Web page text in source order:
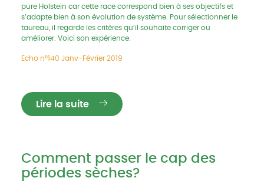
pure Holstein car cette race correspond bien à ses objectifs et
s’adapte bien à son évolution de système. Pour sélectionner le
taureau, il regarde les critères qu’il souhaite corriger ou
améliorer. Voici son expérience.
Echo n°140 Janv-Février 2019
Lire la suite
Comment passer le cap des
périodes sèches?